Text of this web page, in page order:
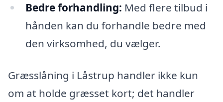
Bedre forhandling: Med flere tilbud i
hånden kan du forhandle bedre med
den virksomhed, du vælger.
Græsslåning i Låstrup handler ikke kun
om at holde græsset kort; det handler